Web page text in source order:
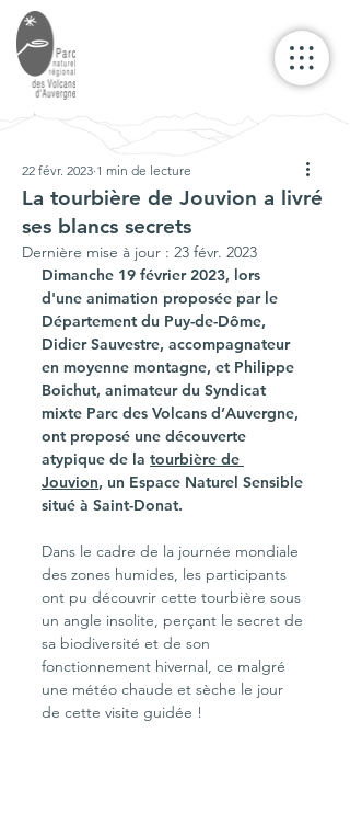
La tourbière de Jouvion a livré
ses blancs secrets
22 févr. 2023 1 min de lecture
Dernière mise à jour : 23 févr. 2023
Dimanche 19 février 2023, lors
d'une animation proposée par le
Département du Puy-de-Dôme,
Didier Sauvestre, accompagnateur
en moyenne montagne, et Philippe
Boichut, animateur du Syndicat
mixte Parc des Volcans d’Auvergne,
ont proposé une découverte
atypique de la tourbière de
Jouvion, un Espace Naturel Sensible
situé à Saint-Donat.
Dans le cadre de la journée mondiale
des zones humides, les participants
ont pu découvrir cette tourbière sous
un angle insolite, perçant le secret de
sa biodiversité et de son
fonctionnement hivernal, ce malgré
une météo chaude et sèche le jour
de cette visite guidée !